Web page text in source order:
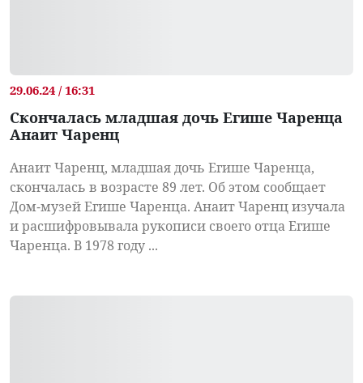
29.06.24 / 16:31
Скончалась младшая дочь Егише Чаренца
Анаит Чаренц
Анаит Чаренц, младшая дочь Егише Чаренца,
скончалась в возрасте 89 лет. Об этом сообщает
Дом-музей Егише Чаренца. Анаит Чаренц изучала
и расшифровывала рукописи своего отца Егише
Чаренца. В 1978 году ...